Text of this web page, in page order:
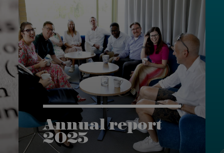
Annual report
2025